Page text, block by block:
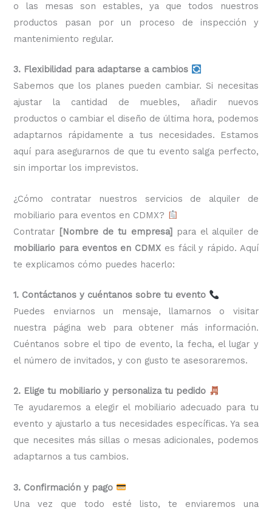
o las mesas son estables, ya que todos nuestros
productos pasan por un proceso de inspección y
mantenimiento regular.
3. Flexibilidad para adaptarse a cambios
Sabemos que los planes pueden cambiar. Si necesitas
ajustar la cantidad de muebles, añadir nuevos
productos o cambiar el diseño de última hora, podemos
adaptarnos rápidamente a tus necesidades. Estamos
aquí para asegurarnos de que tu evento salga perfecto,
sin importar los imprevistos.
¿Cómo contratar nuestros servicios de alquiler de
mobiliario para eventos en CDMX?
Contratar [Nombre de tu empresa]para el alquiler de
mobiliario para eventos en CDMX es fácil y rápido. Aquí
te explicamos cómo puedes hacerlo:
1. Contáctanos y cuéntanos sobre tu evento
Puedes enviarnos un mensaje, llamarnos o visitar
nuestra página web para obtener más información.
Cuéntanos sobre el tipo de evento, la fecha, el lugar y
el número de invitados, y con gusto te asesoraremos.
2. Elige tu mobiliario y personaliza tu pedido
Te ayudaremos a elegir el mobiliario adecuado para tu
evento y ajustarlo a tus necesidades específicas. Ya sea
que necesites más sillas o mesas adicionales, podemos
adaptarnos a tus cambios.
3. Confirmación y pago
Una vez que todo esté listo, te enviaremos una